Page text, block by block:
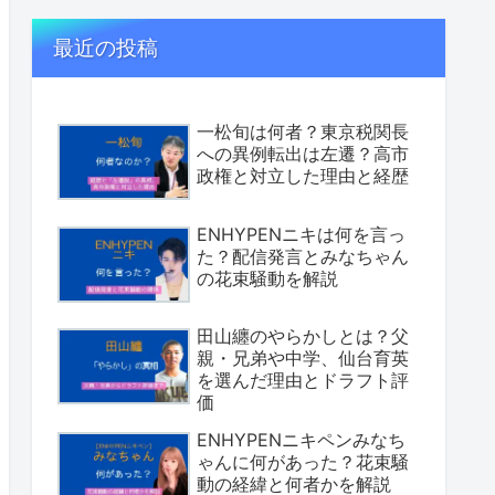
最近の投稿
一松旬は何者？東京税関長
への異例転出は左遷？高市
政権と対立した理由と経歴
ENHYPENニキは何を言っ
た？配信発言とみなちゃん
の花束騒動を解説
田山纏のやらかしとは？父
親・兄弟や中学、仙台育英
を選んだ理由とドラフト評
価
ENHYPENニキペンみなち
ゃんに何があった？花束騒
動の経緯と何者かを解説